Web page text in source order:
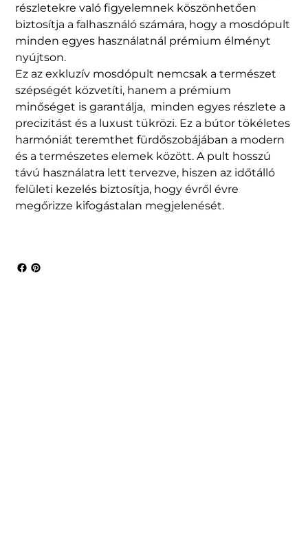
részletekre való figyelemnek köszönhetően
biztosítja a falhasználó számára, hogy a mosdópult
minden egyes használatnál prémium élményt
nyújtson.
Ez az exkluzív mosdópult nemcsak a természet
szépségét közvetíti, hanem a prémium
minőséget is garantálja, minden egyes részlete a
precizitást és a luxust tükrözi. Ez a bútor tökéletes
harmóniát teremthet fürdőszobájában a modern
és a természetes elemek között. A pult hosszú
távú használatra lett tervezve, hiszen az időtálló
felületi kezelés biztosítja, hogy évről évre
megőrizze kifogástalan megjelenését.